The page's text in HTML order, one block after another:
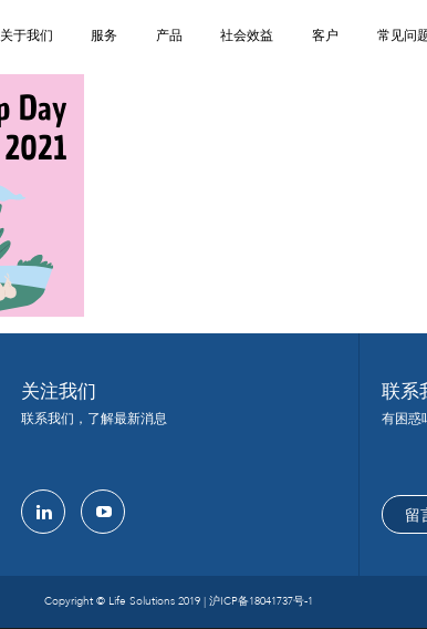
关于我们 服务 产品 社会效益 客户 常见问
9
关注我们
联系我们，了解最新消息
联系
有困惑
留
Copyright © Life Solutions 2019 | 沪ICP备18041737号-1